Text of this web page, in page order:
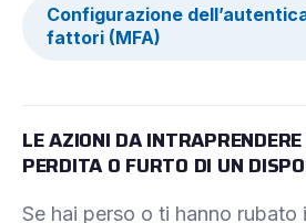
Configurazione
fattori (MFA)
LE AZIONI DA
PERDITA O FURTO DI UN
Se hai perso o ti hanno